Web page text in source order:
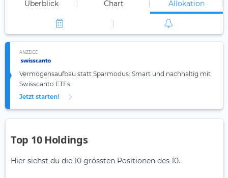
Überblick Chart Allokation
ANZEIGE
Vermögensaufbau statt Sparmodus: Smart und nachhaltig mit
Swisscanto ETFs.
Jetzt starten!
Top 10 Holdings
Hier siehst du die 10 grössten Positionen des 10.